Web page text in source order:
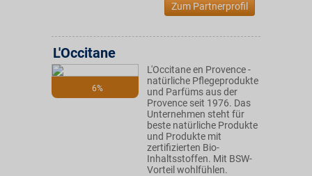
Zum Partnerprofil
6%
L'Occitane
L'Occitane en Provence -
natürliche Pflegeprodukte
und Parfüms aus der
Provence seit 1976. Das
Unternehmen steht für
beste natürliche Produkte
und Produkte mit
zertifizierten Bio-
Inhaltsstoffen. Mit BSW-
Vorteil wohlfühlen.